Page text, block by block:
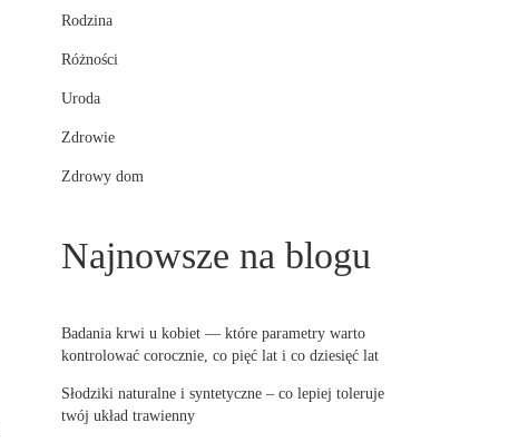
Rodzina
Różności
Uroda
Zdrowie
Zdrowy dom
Najnowsze na blogu
Badania krwi u kobiet — które parametry warto
kontrolować corocznie, co pięć lat i co dziesięć lat
Słodziki naturalne i syntetyczne – co lepiej toleruje
twój układ trawienny